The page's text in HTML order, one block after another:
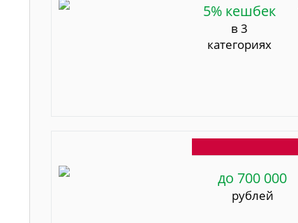
5% кешбек
в 3
категориях
до 700 000
рублей